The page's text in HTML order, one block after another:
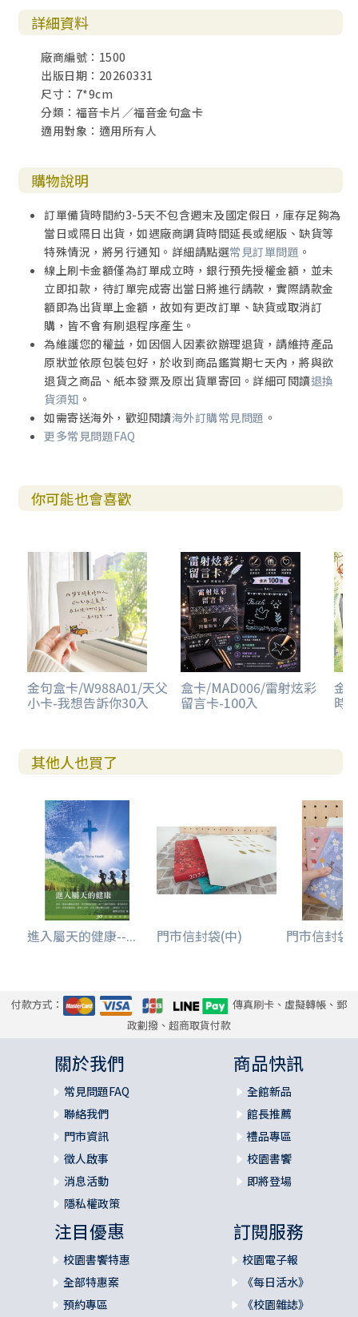
詳細資料
廠商編號：1500
出版日期：20260331
尺寸：7*9cm
分類：福音卡片／福音金句盒卡
適用對象：適用所有人
購物說明
訂單備貨時間約3-5天不包含週末及國定假日，庫存足夠為
當日或隔日出貨，如遇廠商調貨時間延長或絕版、缺貨等
特殊情況，將另行通知。詳細請點選常見訂單問題 。
線上刷卡金額僅為訂單成立時，銀行預先授權金額，並未
立即扣款，待訂單完成寄出當日將進行請款，實際請款金
額即為出貨單上金額，故如有更改訂單、缺貨或取消訂
購，皆不會有刷退程序產生。
為維護您的權益，如因個人因素欲辦理退貨，請維持產品
原狀並依原包裝包好，於收到商品鑑賞期七天內，將與欲
退貨之商品、紙本發票及原出貨單寄回。詳細可閱讀退換
貨須知 。
如需寄送海外，歡迎閱讀海外訂購常見問題 。
更多常見問題FAQ
你可能也會喜歡
金句盒卡/W988A01/天父
小卡-我想告訴你30入
盒卡/MAD006/雷射炫彩
留言卡-100入
金
時
其他人也買了
進入屬天的健康--... 門市信封袋(中) 門市信封袋
付款方式：
傳真刷卡、虛擬轉帳、郵
政劃撥、超商取貨付款
關於我們
常見問題FAQ
聯絡我們
門市資訊
徵人啟事
消息活動
隱私權政策
商品快訊
全館新品
館長推薦
禮品專區
校園書饗
即將登場
注目優惠
校園書饗特惠
全部特惠案
預約專區
訂閱服務
校園電子報
《每日活水》
《校園雜誌》